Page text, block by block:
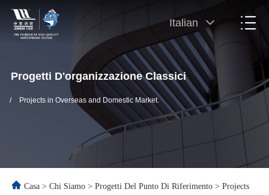
Italian
Progetti D'organizzazione Classici
/ Projects in Overseas and Domestic Market.
Casa > Chi Siamo > Progetti Del Punto Di Riferimento > Projects